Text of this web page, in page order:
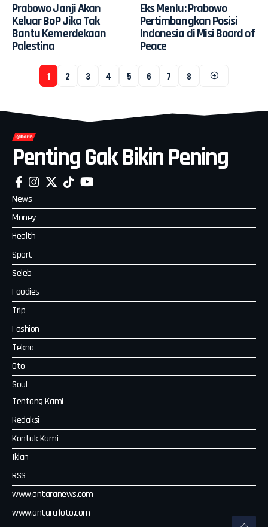
Prabowo Janji Akan
Keluar BoP Jika Tak
Bantu Kemerdekaan
Palestina
Eks Menlu: Prabowo
Pertimbangkan Posisi
Indonesia di Misi Board of
Peace
1 2 3 4 5 6 7 8
Penting Gak Bikin Pening
News
Money
Health
Sport
Seleb
Foodies
Trip
Fashion
Tekno
Oto
Soul
Tentang Kami
Redaksi
Kontak Kami
Iklan
RSS
www.antaranews.com
www.antarafoto.com